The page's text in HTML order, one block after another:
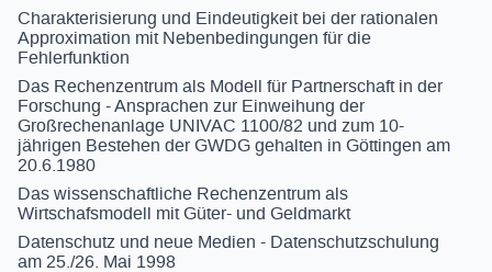
Charakterisierung und Eindeutigkeit bei der rationalen
Approximation mit Nebenbedingungen für die
Fehlerfunktion
Das Rechenzentrum als Modell für Partnerschaft in der
Forschung - Ansprachen zur Einweihung der
Großrechenanlage UNIVAC 1100/82 und zum 10-
jährigen Bestehen der GWDG gehalten in Göttingen am
20.6.1980
Das wissenschaftliche Rechenzentrum als
Wirtschafsmodell mit Güter- und Geldmarkt
Datenschutz und neue Medien - Datenschutzschulung
am 25./26. Mai 1998